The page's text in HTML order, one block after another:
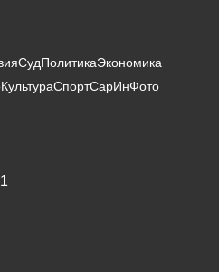
СудПолитикаЭкономика
КультураСпортСарИнФото